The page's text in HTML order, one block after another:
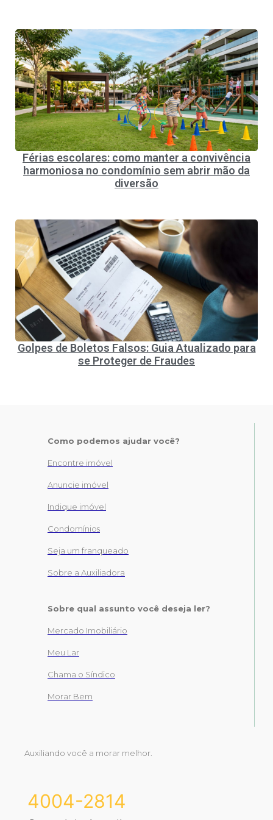
Férias escolares: como manter a convivência
harmoniosa no condomínio sem abrir mão da
diversão
Golpes de Boletos Falsos: Guia Atualizado para
se Proteger de Fraudes
Como podemos ajudar você?
Encontre imóvel
Anuncie imóvel
Indique imóvel
Condomínios
Seja um franqueado
Sobre a Auxiliadora
Sobre qual assunto você deseja ler?
Mercado Imobiliário
Meu Lar
Chama o Síndico
Morar Bem
Auxiliando você a morar melhor.
4004-2814